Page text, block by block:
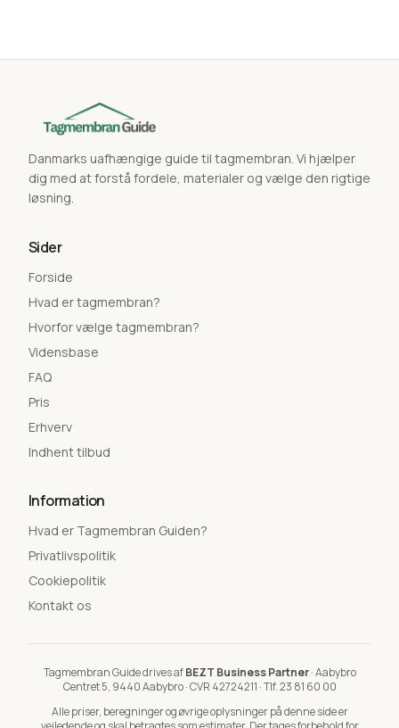
Danmarks uafhængige guide til tagmembran. Vi hjælper
dig med at forstå fordele, materialer og vælge den rigtige
løsning.
Sider
Forside
Hvad er tagmembran?
Hvorfor vælge tagmembran?
Vidensbase
FAQ
Pris
Erhverv
Indhent tilbud
Information
Hvad er Tagmembran Guiden?
Privatlivspolitik
Cookiepolitik
Kontakt os
Tagmembran Guide drives afBEZT Business Partner· Aabybro
Centret 5, 9440 Aabybro · CVR 42724211 · Tlf.23 81 60 00
Alle priser, beregninger og øvrige oplysninger på denne side er